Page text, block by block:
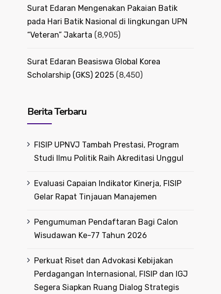
Surat Edaran Mengenakan Pakaian Batik
pada Hari Batik Nasional di lingkungan UPN
“Veteran” Jakarta (8,905)
Surat Edaran Beasiswa Global Korea
Scholarship (GKS) 2025 (8,450)
Berita Terbaru
FISIP UPNVJ Tambah Prestasi, Program
Studi Ilmu Politik Raih Akreditasi Unggul
Evaluasi Capaian Indikator Kinerja, FISIP
Gelar Rapat Tinjauan Manajemen
Pengumuman Pendaftaran Bagi Calon
Wisudawan Ke-77 Tahun 2026
Perkuat Riset dan Advokasi Kebijakan
Perdagangan Internasional, FISIP dan IGJ
Segera Siapkan Ruang Dialog Strategis